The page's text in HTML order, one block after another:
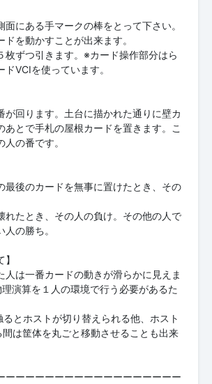
面にある手マークの棒をとって下さい。
ドを動かすことが出来ます。
枚ずつ引きます。※カード操作部分はら
VCIを使っています。
が回ります。土台に描かれた通りに壁カ
あとで手札の屋根カードを置きます。こ
の番です。
最後のカードを無事に置けたとき、その
れたとき、その人の負け。その他の人で
の勝ち。
人は一番カードの動きが滑らかに見えま
演算を１人の環境で行う必要があるた
るとホストが切り替えられる他、ホスト
間は筐体を丸ごと移動させることも出来
ーーーーーーーーーーーーーーーーーー